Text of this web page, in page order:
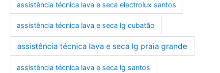
assistência técnica lava e seca electrolux santos
assistência técnica lava e seca lg cubatão
assistência técnica lava e seca lg praia grande
assistência técnica lava e seca lg santos